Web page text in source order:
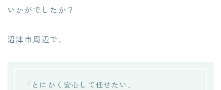
いかがでしたか？
沼津市周辺で、
「とにかく安心して任せたい」